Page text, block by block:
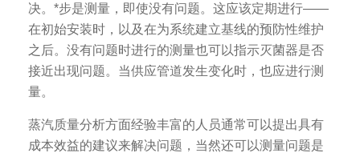
决。*步是测量，即使没有问题。这应该定期进行——
在初始安装时，以及在为系统建立基线的预防性维护
之后。没有问题时进行的测量也可以指示灭菌器是否
接近出现问题。当供应管道发生变化时，也应进行测
量。
蒸汽质量分析方面经验丰富的人员通常可以提出具有
成本效益的建议来解决问题，当然还可以测量问题是